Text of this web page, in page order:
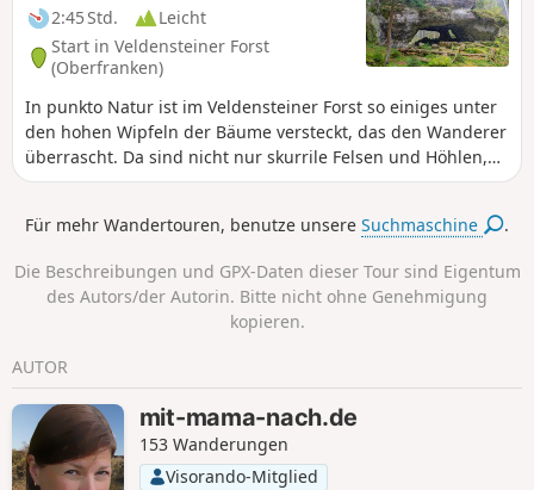
2:45 Std.
Leicht
Start in Veldensteiner Forst
(Oberfranken)
In punkto Natur ist im Veldensteiner Forst so einiges unter
den hohen Wipfeln der Bäume versteckt, das den Wanderer
überrascht. Da sind nicht nur skurrile Felsen und Höhlen,
sondern auch ein wunderschönes kleines Wildgehege
erwachsenen Menschen das Herz höher schlagen lässt.
Für mehr Wandertouren, benutze unsereSuchmaschine .
Die Beschreibungen und GPX-Daten dieser Tour sind Eigentum
des Autors/der Autorin. Bitte nicht ohne Genehmigung
kopieren.
AUTOR
mit-mama-nach.de
153 Wanderungen
Visorando-Mitglied